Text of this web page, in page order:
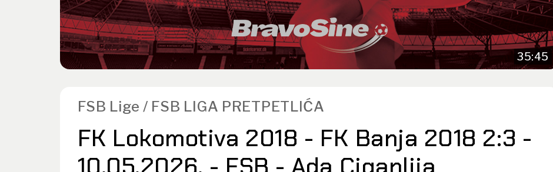
35:45
FSB Lige / FSB LIGA PRETPETLIĆA
FK Lokomotiva 2018 - FK Banja 2018 2:3 -